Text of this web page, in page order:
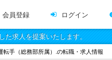
会員登録 ログイン
求人を提案いたします。
転手（総務部所属）.の転職・求人情報